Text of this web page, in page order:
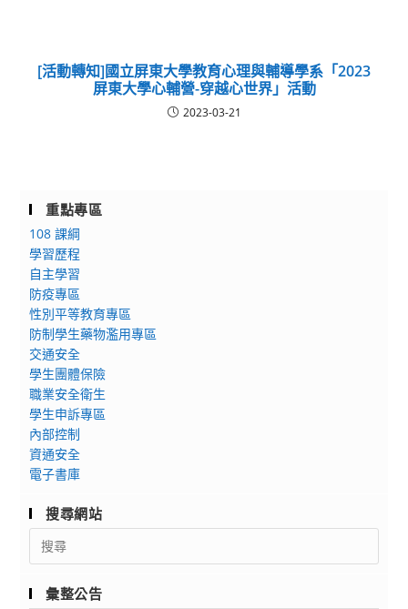
[活動轉知]國立屏東大學教育心理與輔導學系「2023
屏東大學心輔營-穿越心世界」活動
2023-03-21
重點專區
108 課綱
學習歷程
自主學習
防疫專區
性別平等教育專區
防制學生藥物濫用專區
交通安全
學生團體保險
職業安全衛生
學生申訴專區
內部控制
資通安全
電子書庫
搜尋網站
Search
for:
彙整公告